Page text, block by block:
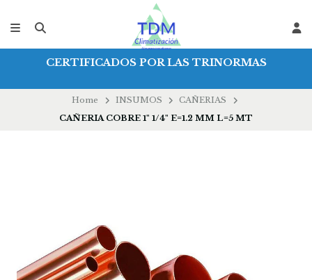
CERTIFICADOS POR LAS TRINORMAS
Home INSUMOS
CAÑERIAS
CAÑERIA COBRE 1" 1/4" E=1.2 MM L=5 MT